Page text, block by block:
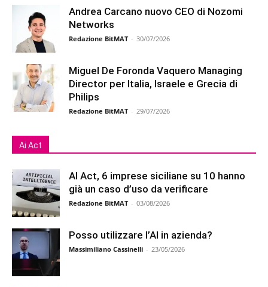
Andrea Carcano nuovo CEO di Nozomi
Networks
Redazione BitMAT - 30/07/2026
Miguel De Foronda Vaquero Managing
Director per Italia, Israele e Grecia di
Philips
Redazione BitMAT - 29/07/2026
Ai Act
AI Act, 6 imprese siciliane su 10 hanno
già un caso d’uso da verificare
Redazione BitMAT - 03/08/2026
Posso utilizzare l’AI in azienda?
Massimiliano Cassinelli - 23/05/2026